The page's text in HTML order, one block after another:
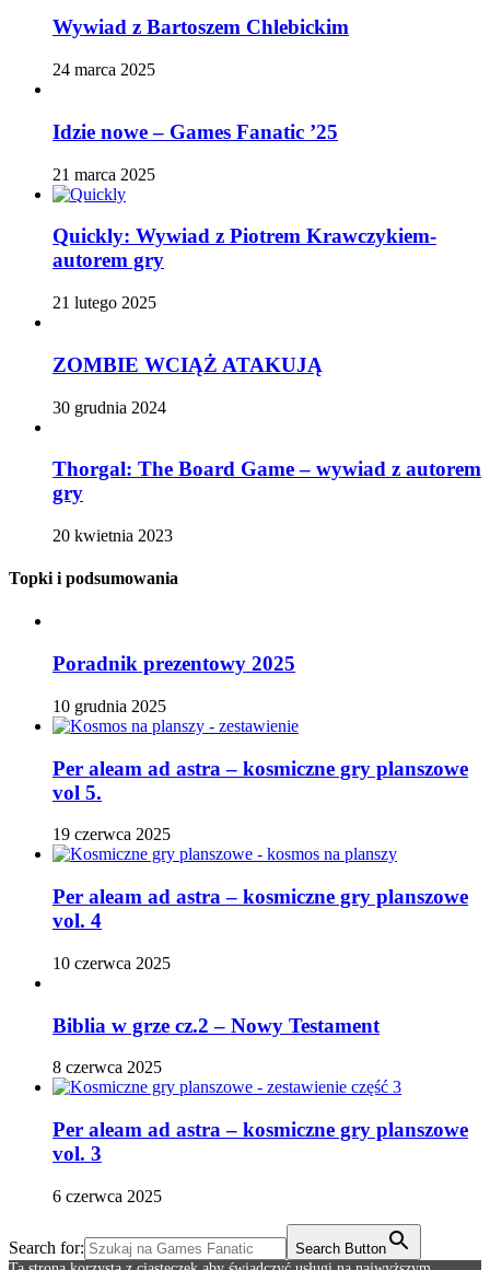
Wywiad z Bartoszem Chlebickim
24 marca 2025
Idzie nowe – Games Fanatic ’25
21 marca 2025
Quickly: Wywiad z Piotrem Krawczykiem-
autorem gry
21 lutego 2025
ZOMBIE WCIĄŻ ATAKUJĄ
30 grudnia 2024
Thorgal: The Board Game – wywiad z autorem
gry
20 kwietnia 2023
Topki i podsumowania
Poradnik prezentowy 2025
10 grudnia 2025
Per aleam ad astra – kosmiczne gry planszowe
vol 5.
19 czerwca 2025
Per aleam ad astra – kosmiczne gry planszowe
vol. 4
10 czerwca 2025
Biblia w grze cz.2 – Nowy Testament
8 czerwca 2025
Per aleam ad astra – kosmiczne gry planszowe
vol. 3
6 czerwca 2025
Search for:
Search Button